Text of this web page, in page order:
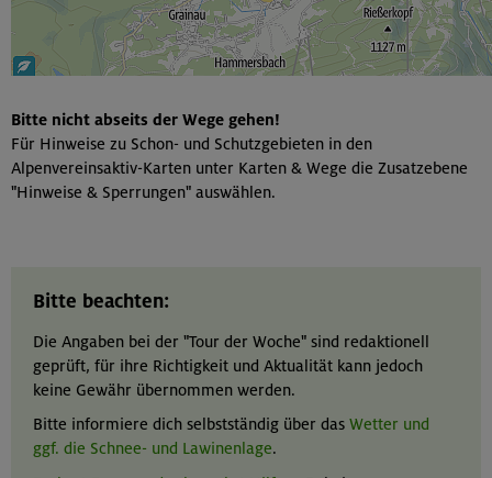
Bitte nicht abseits der Wege gehen!
Für Hinweise zu Schon- und Schutzgebieten in den
Alpenvereinsaktiv-Karten unter Karten & Wege die Zusatzebene
"Hinweise & Sperrungen" auswählen.
Bitte beachten:
Die Angaben bei der "Tour der Woche" sind redaktionell
geprüft, für ihre Richtigkeit und Aktualität kann jedoch
keine Gewähr übernommen werden.
Bitte informiere dich selbstständig über das Wetter und
ggf. die Schnee- und Lawinenlage.